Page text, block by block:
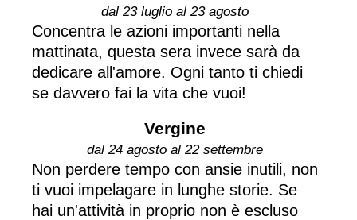
dal 23 luglio al 23 agosto
Concentra le azioni importanti nella
mattinata, questa sera invece sarà da
dedicare all'amore. Ogni tanto ti chiedi
se davvero fai la vita che vuoi!
Vergine
dal 24 agosto al 22 settembre
Non perdere tempo con ansie inutili, non
ti vuoi impelagare in lunghe storie. Se
hai un'attività in proprio non è escluso